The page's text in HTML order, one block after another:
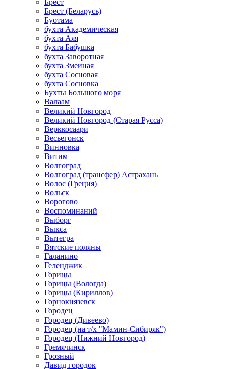
Брест
Брест (Беларусь)
Буотама
бухта Академическая
бухта Аяя
бухта Бабушка
бухта Заворотная
бухта Змеиная
бухта Сосновая
бухта Сосновка
Бухты Большого моря
Валаам
Великий Новгород
Великий Новгород (Старая Русса)
Верккосаари
Весьегонск
Винновка
Витим
Волгоград
Волгоград (трансфер) Астрахань
Волос (Греция)
Вольск
Ворогово
Воспоминаний
Выборг
Выкса
Вытегра
Вятские поляны
Галанино
Геленджик
Горицы
Горицы (Вологда)
Горицы (Кириллов)
Горнокнязевск
Городец
Городец (Дивеево)
Городец (на т/х "Мамин-Сибиряк")
Городец (Нижний Новгород)
Гремячинск
Грозный
Давид городок